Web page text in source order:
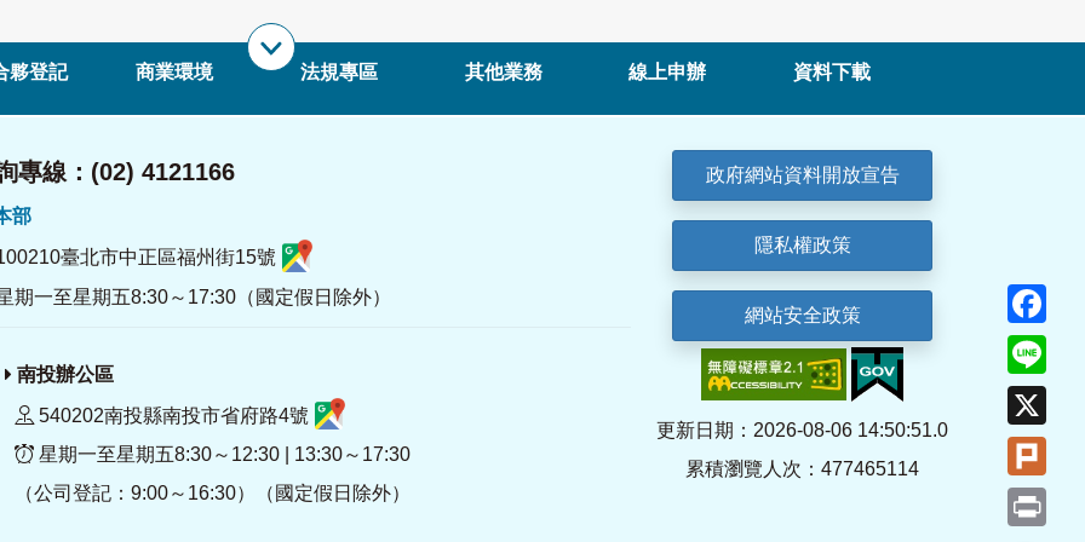
夥登記 商業環境 法規專區 其他業務 線上申辦 資料下載
專線：(02) 4121166
部
臺北市中正區福州街15號
期一至星期五8:30～17:30（國定假日除外）
南投辦公區
540202南投縣南投市省府路4號
星期一至星期五8:30～12:30 | 13:30～17:30
（公司登記：9:00～16:30）（國定假日除外）
政府網站資料開放宣告
隱私權政策
網站安全政策
更新日期：2026-08-06 14:50:51.0
累積瀏覽人次：477465114